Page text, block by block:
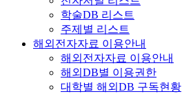
학술DB 리스트
주제별 리스트
해외전자자료 이용안내
해외전자자료 이용안내
해외DB별 이용권한
대학별 해외DB 구독현황